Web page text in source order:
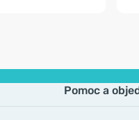
Pomoc a